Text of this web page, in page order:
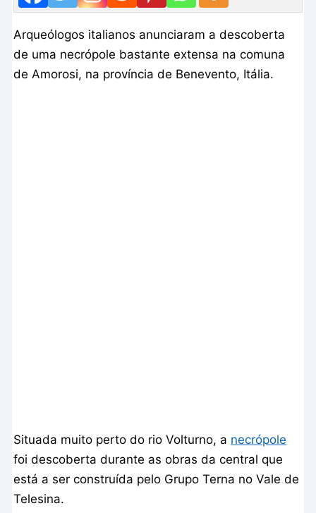
Arqueólogos italianos anunciaram a descoberta
de uma necrópole bastante extensa na comuna
de Amorosi, na província de Benevento, Itália.
Situada muito perto do rio Volturno, a necrópole
foi descoberta durante as obras da central que
está a ser construída pelo Grupo Terna no Vale de
Telesina.